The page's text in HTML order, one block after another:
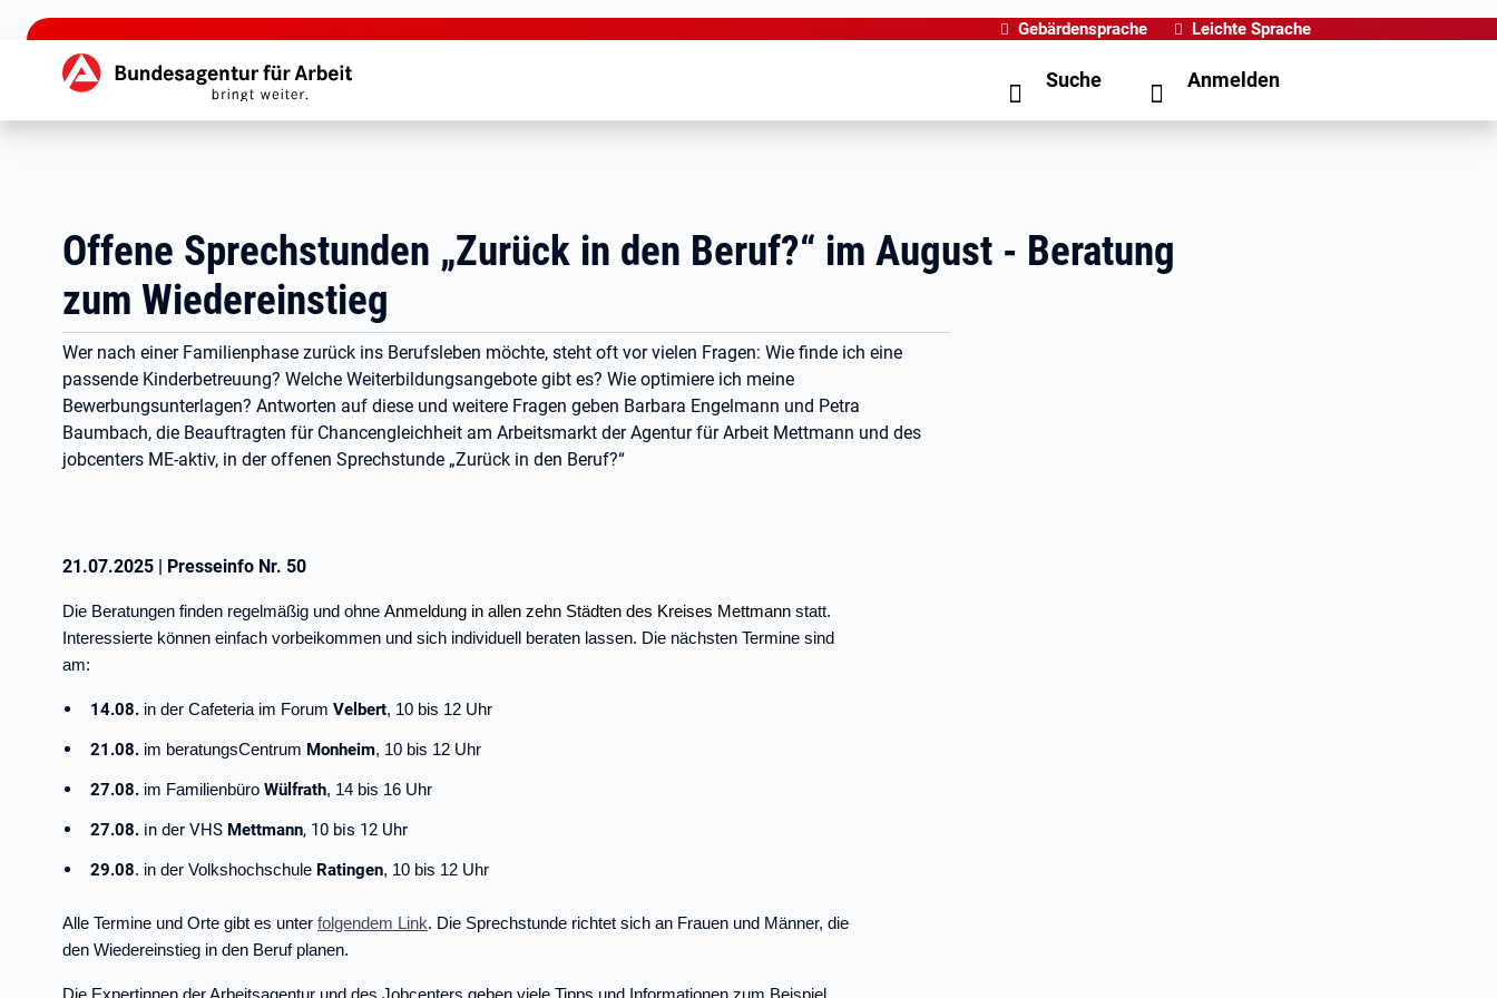
zu den Hauptinhalten springen
Gebärdensprache Leichte Sprache
Hauptnavigation Suche Anmelden
Offene Sprechstunden „Zurück in den Beruf?“ im August - Beratung
zum Wiedereinstieg
Wer nach einer Familienphase zurück ins Berufsleben möchte, steht oft vor vielen Fragen: Wie finde ich eine
passende Kinderbetreuung? Welche Weiterbildungsangebote gibt es? Wie optimiere ich meine
Bewerbungsunterlagen? Antworten auf diese und weitere Fragen geben Barbara Engelmann und Petra
Baumbach, die Beauftragten für Chancengleichheit am Arbeitsmarkt der Agentur für Arbeit Mettmann und des
jobcenters ME-aktiv, in der offenen Sprechstunde „Zurück in den Beruf?“
21.07.2025 | Presseinfo Nr. 50
Die Beratungen finden regelmäßig und ohne Anmeldung in allen zehn Städten des Kreises Mettmann statt.
Interessierte können einfach vorbeikommen und sich individuell beraten lassen. Die nächsten Termine sind
am:
14.08. in der Cafeteria im Forum Velbert, 10 bis 12 Uhr
21.08. im beratungsCentrum Monheim, 10 bis 12 Uhr
27.08. im Familienbüro Wülfrath, 14 bis 16 Uhr
27.08. in der VHS Mettmann, 10 bis 12 Uhr
29.08. in der Volkshochschule Ratingen, 10 bis 12 Uhr
Alle Termine und Orte gibt es unter folgendem Link. Die Sprechstunde richtet sich an Frauen und Männer, die
den Wiedereinstieg in den Beruf planen.
Die Expertinnen der Arbeitsagentur und des Jobcenters geben viele Tipps und Informationen zum Beispiel